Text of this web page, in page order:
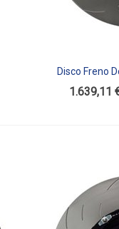
Añadir Al
Disco Freno
1.639,11